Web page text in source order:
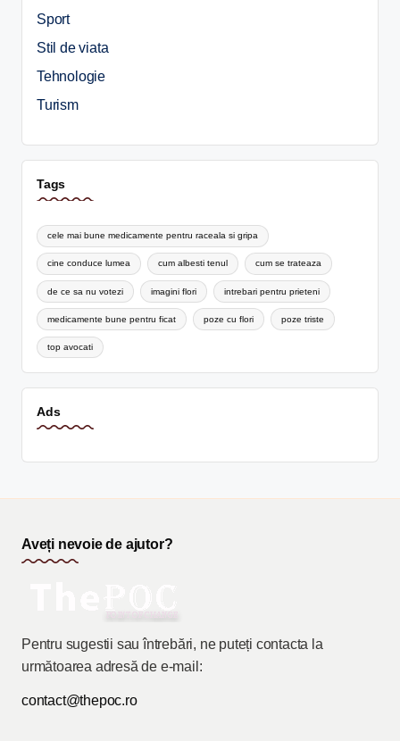
Sport
Stil de viata
Tehnologie
Turism
Tags
cele mai bune medicamente pentru raceala si gripa
cine conduce lumea cum albesti tenul cum se trateaza
de ce sa nu votezi imagini flori intrebari pentru prieteni
medicamente bune pentru ficat poze cu flori poze triste
top avocati
Ads
Aveți nevoie de ajutor?
Pentru sugestii sau întrebări, ne puteți contacta la
următoarea adresă de e-mail:
contact@thepoc.ro